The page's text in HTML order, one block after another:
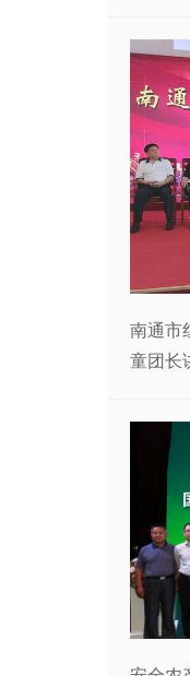
南通市
童团长